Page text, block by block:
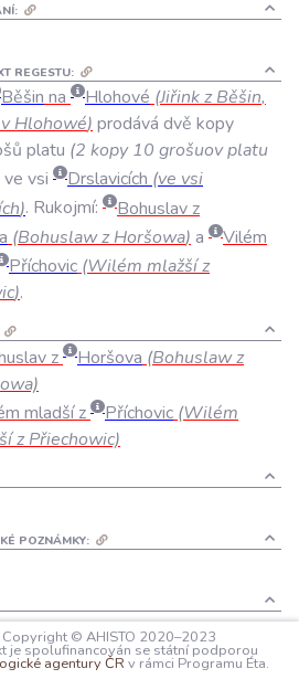
REGESTU:
Běšin na Hlohové (Jiřinkz Běšin,
v Hlohowé) prodává dvě kopy
platu (2 kopy 10 grošuovplatu
ve vsi Drslavicích (ve vsi
). Rukojmí: Bohuslav z
(Bohuslawz Horšowa) a
Vilém
Příchovic (Wilém mlažšíz
).
z Horšova (Bohuslaw z
mladší z
Příchovic (Wilém
z Přiechowic)
POZNÁMKY:
Copyright © AHISTO 2020–2023
je spolufinancován se státní podporou
agentury ČR v rámci Programu Éta.